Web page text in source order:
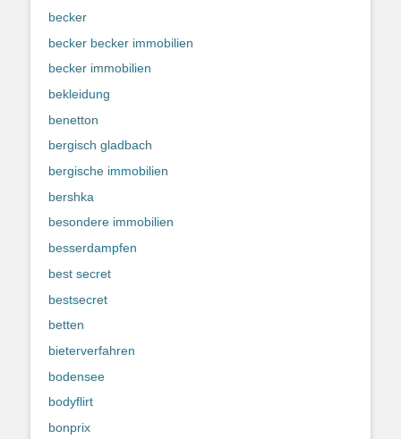
becker
becker becker immobilien
becker immobilien
bekleidung
benetton
bergisch gladbach
bergische immobilien
bershka
besondere immobilien
besserdampfen
best secret
bestsecret
betten
bieterverfahren
bodensee
bodyflirt
bonprix